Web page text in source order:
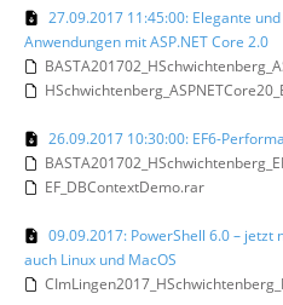
27.09.2017 11:45:00: Elegante
Anwendungen mit ASP.NET Core 2.0
26.09.2017 10:30:00: EF6-
EF_DBContextDemo.rar
09.09.2017: PowerShell 6.0 –
auch Linux und MacOS